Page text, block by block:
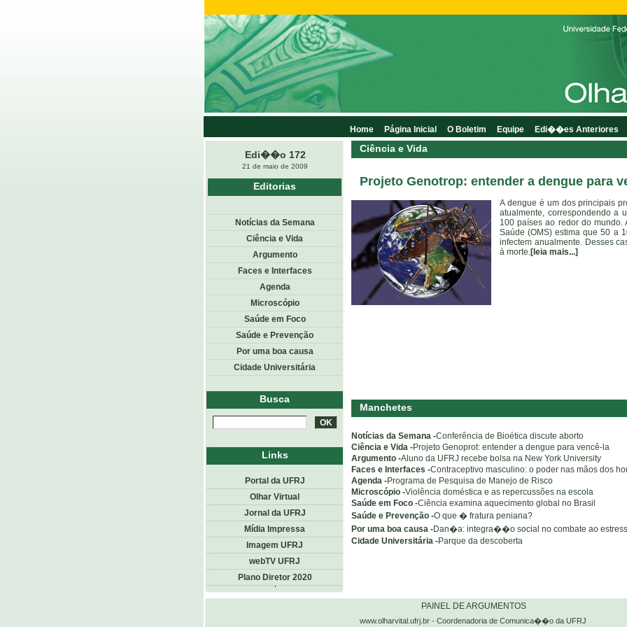
Edi��o 172
21 de maio de 2009
Ciência e Vida
Projeto Genotrop: entender a dengue para
A dengue é um dos principais
atualmente, correspondendo a
100 países ao redor do mundo.
Saúde (OMS) estima que 50 a
infectem anualmente. Desses
à morte.[leia mais...]
Manchetes
Notícias da Semana -Conferência de Bioética discute aborto
Ciência e Vida -Projeto Genoprot: entender a dengue para vencê-la
Argumento -Aluno da UFRJ recebe bolsa na New York University
Faces e Interfaces -Contraceptivo masculino: o poder nas mãos dos
Agenda -Programa de Pesquisa de Manejo de Risco
Microscópio -Violência doméstica e as repercussões na escola
Saúde em Foco -Ciência examina aquecimento global no Brasil
Saúde e Prevenção -O que � fratura peniana?
Por uma boa causa -Dan�a: integra��o social no combate ao
Cidade Universitária -Parque da descoberta
Editorias
Notícias da Semana
Ciência e Vida
Argumento
Faces e Interfaces
Agenda
Microscópio
Saúde em Foco
Saúde e Prevenção
Por uma boa causa
Cidade Universitária
Busca
Home Página Inicial O Boletim Equipe Edi��es Anteriores
Links
Portal da UFRJ
Olhar Virtual
Jornal da UFRJ
Mídia Impressa
Imagem UFRJ
webTV UFRJ
Plano Diretor 2020
<< voltar Topo
www.olharvital.ufrj.br - Coordenadoria de Comunica��o da UFRJ
PAINEL DE ARGUMENTOS